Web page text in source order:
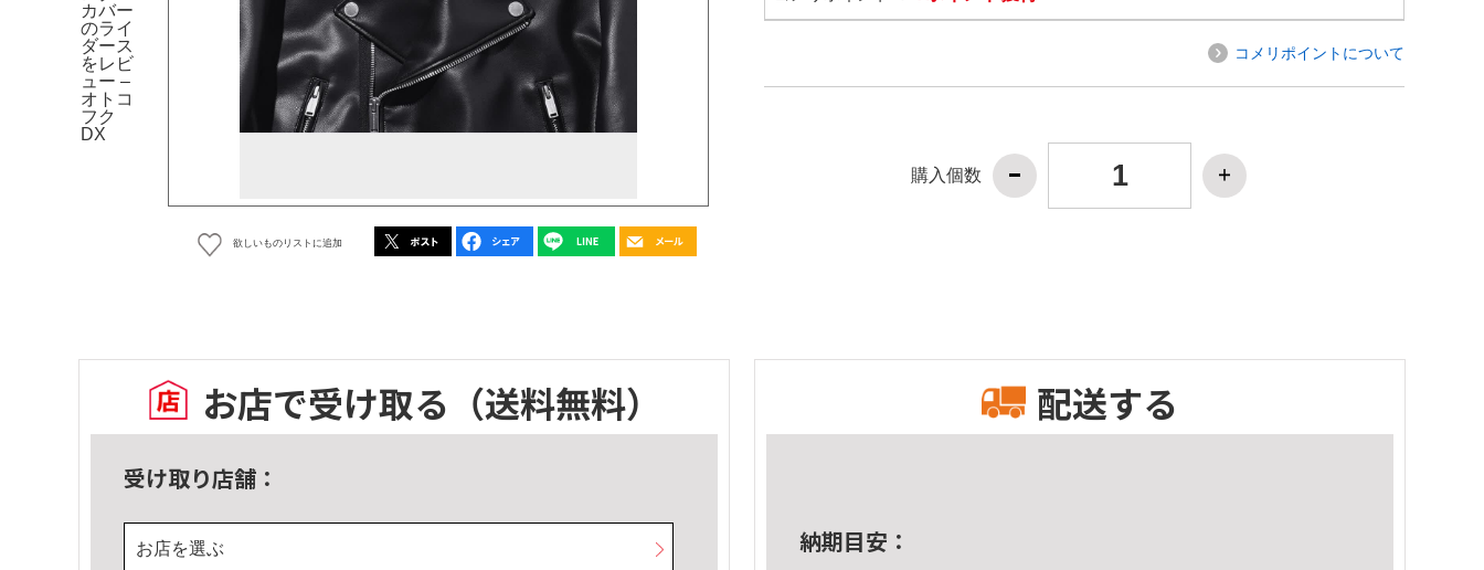
欲しいものリストに追加
コメリポイントについて
購入個数
お店で受け取る （送料無料）
受け取り店舗：
お店を選ぶ
配送する
納期目安：